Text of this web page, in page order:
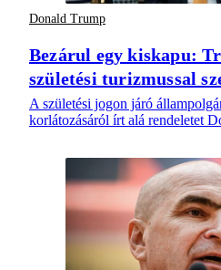
Donald Trump
Bezárul egy kiskapu:
születési turizmussal
A születési jogon járó
korlátozásáról írt alá rendeletet